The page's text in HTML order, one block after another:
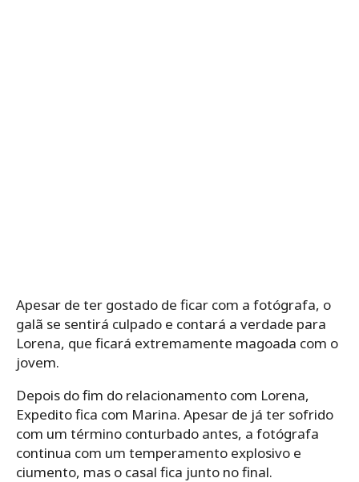
Apesar de ter gostado de ficar com a fotógrafa, o
galã se sentirá culpado e contará a verdade para
Lorena, que ficará extremamente magoada com o
jovem.
Depois do fim do relacionamento com Lorena,
Expedito fica com Marina. Apesar de já ter sofrido
com um término conturbado antes, a fotógrafa
continua com um temperamento explosivo e
ciumento, mas o casal fica junto no final.